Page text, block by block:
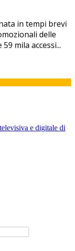
in tempi brevi
delle
mila accessi...